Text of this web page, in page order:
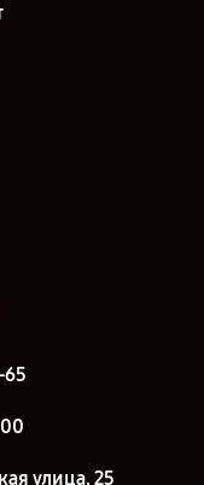
65
улица, 25